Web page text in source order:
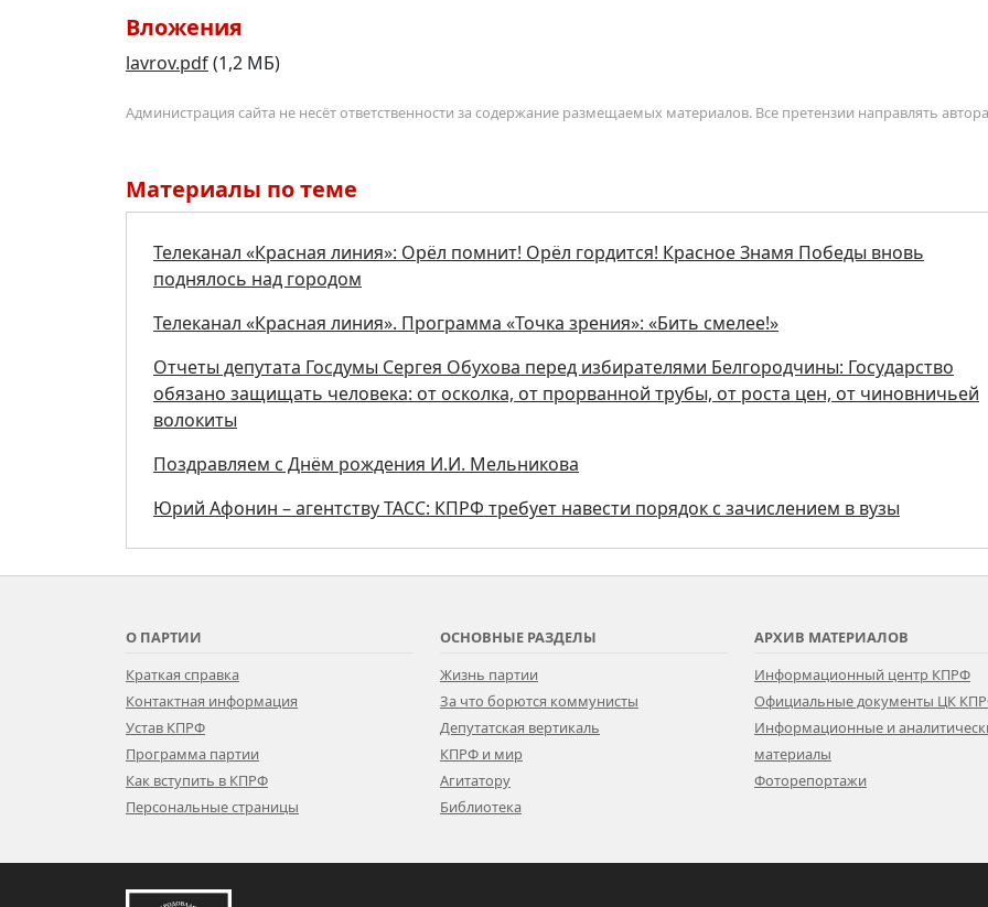
Вложения
lavrov.pdf(1,2 МБ)
Администрация сайта не несёт ответственности за содержание размещаемых материалов. Все претензии направлять
Материалы по теме
Телеканал «Красная линия»: Орёл помнит! Орёл гордится! Красное Знамя Победы вновь
поднялось над городом
Телеканал «Красная линия». Программа «Точка зрения»: «Бить смелее!»
Отчеты депутата Госдумы Сергея Обухова перед избирателями Белгородчины: Государство
обязано защищать человека: от осколка, от прорванной трубы, от роста цен, от чиновничьей
волокиты
Поздравляем с Днём рождения И.И. Мельникова
Юрий Афонин – агентству ТАСС: КПРФ требует навести порядок с зачислением в вузы
О ПАРТИИ
Краткая справка
Контактная информация
Устав КПРФ
Программа партии
Как вступить в КПРФ
Персональные страницы
ОСНОВНЫЕ РАЗДЕЛЫ
Жизнь партии
За что борются коммунисты
Депутатская вертикаль
КПРФ и мир
Агитатору
Библиотека
АРХИВ МАТЕРИАЛОВ
Информационный центр КПРФ
Официальные документы ЦК
Информационные и
материалы
Фоторепортажи